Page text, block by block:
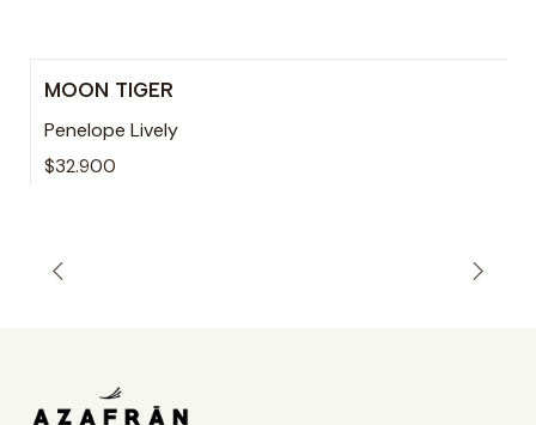
MOON TIGER
Penelope Lively
$32.900